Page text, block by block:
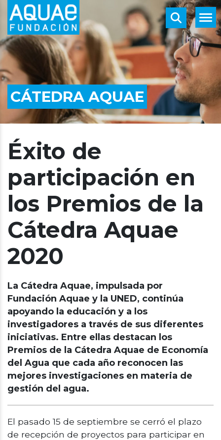
CÁTEDRA AQUAE
Éxito de
participación en
los Premios de la
Cátedra Aquae
2020
La Cátedra Aquae, impulsada por
Fundación Aquae y la UNED, continúa
apoyando la educación y a los
investigadores a través de sus diferentes
iniciativas. Entre ellas destacan los
Premios de la Cátedra Aquae de Economía
del Agua que cada año reconocen las
mejores investigaciones en materia de
gestión del agua.
El pasado 15 de septiembre se cerró el plazo
de recepción de proyectos para participar en